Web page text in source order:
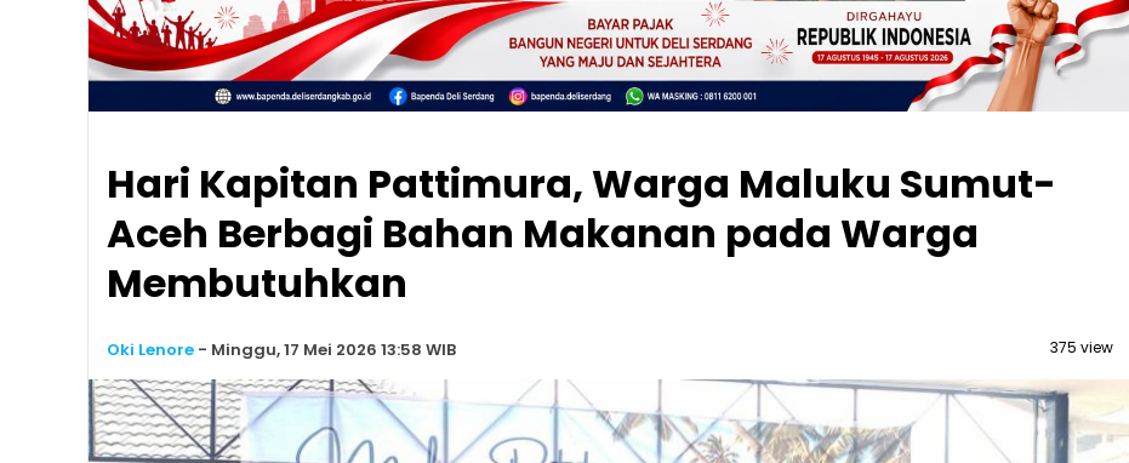
Hari Kapitan Pattimura, Warga Maluku Sumut-
Aceh Berbagi Bahan Makanan pada Warga
Membutuhkan
Oki Lenore - Minggu, 17 Mei 2026 13:58 WIB 375 view